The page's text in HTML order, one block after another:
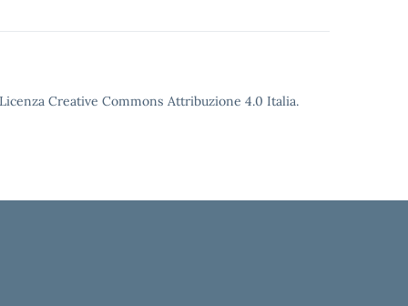
Creative Commons Attribuzione 4.0 Italia.